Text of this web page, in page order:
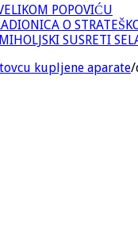
POPOVIĆU
O
SUSRETI
kupljene aparate/